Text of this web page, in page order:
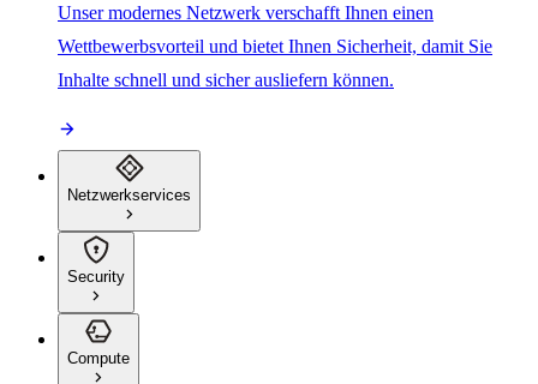
Unser modernes Netzwerk verschafft Ihnen einen
Wettbewerbsvorteil und bietet Ihnen Sicherheit, damit Sie
Inhalte schnell und sicher ausliefern können.
Netzwerkservices
Security
Compute